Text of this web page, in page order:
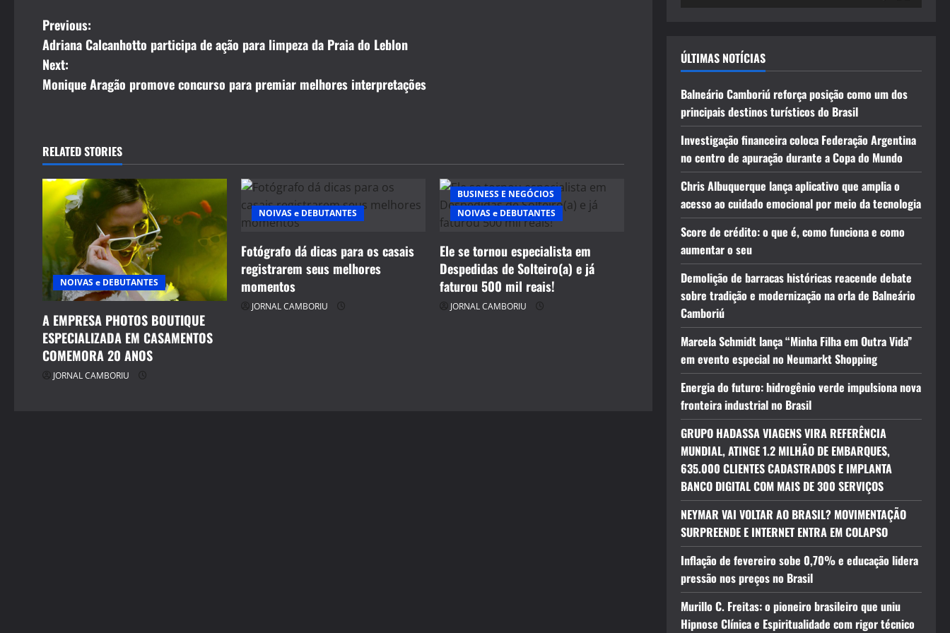
P
o
s
n
a
v
i
g
a
t
i
o
Previous:
Adriana Calcanhotto participa de ação para limpeza da Praia do Leblon
Next:
Monique Aragão promove concurso para premiar melhores interpretações
RELATED STORIES
NOIVAS e DEBUTANTES
A EMPRESA PHOTOS BOUTIQUE
ESPECIALIZADA EM CASAMENTOS
COMEMORA 20 ANOS
JORNAL CAMBORIU
NOIVAS e DEBUTANTES
Fotógrafo dá dicas para os casais
registrarem seus melhores
momentos
JORNAL CAMBORIU
BUSINESS E NEGÓCIOS
NOIVAS e DEBUTANTES
Ele se tornou especialista em
Despedidas de Solteiro(a) e já
faturou 500 mil reais!
JORNAL CAMBORIU
ÚLTIMAS NOTÍCIAS
Balneário Camboriú reforça posição como um dos
principais destinos turísticos do Brasil
Investigação financeira coloca Federação Argentina
no centro de apuração durante a Copa do Mundo
Chris Albuquerque lança aplicativo que amplia o
acesso ao cuidado emocional por meio da tecnologia
Score de crédito: o que é, como funciona e como
aumentar o seu
Demolição de barracas históricas reacende debate
sobre tradição e modernização na orla de Balneário
Camboriú
Marcela Schmidt lança “Minha Filha em Outra Vida”
em evento especial no Neumarkt Shopping
Energia do futuro: hidrogênio verde impulsiona nova
fronteira industrial no Brasil
GRUPO HADASSA VIAGENS VIRA REFERÊNCIA
MUNDIAL, ATINGE 1.2 MILHÃO DE EMBARQUES,
635.000 CLIENTES CADASTRADOS E IMPLANTA
BANCO DIGITAL COM MAIS DE 300 SERVIÇOS
NEYMAR VAI VOLTAR AO BRASIL? MOVIMENTAÇÃO
SURPREENDE E INTERNET ENTRA EM COLAPSO
Inflação de fevereiro sobe 0,70% e educação lidera
pressão nos preços no Brasil
Murillo C. Freitas: o pioneiro brasileiro que uniu
Hipnose Clínica e Espiritualidade com rigor técnico